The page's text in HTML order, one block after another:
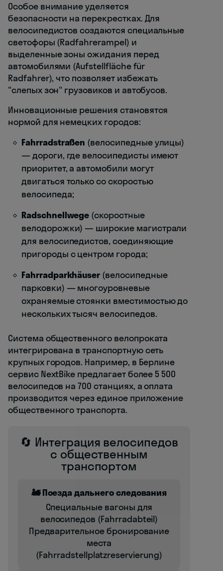
Особое внимание уделяется
безопасности на перекрестках. Для
велосипедистов создаются специальные
светофоры (Radfahrerampel) и
выделенные зоны ожидания перед
автомобилями (Aufstellfläche für
Radfahrer), что позволяет избежать
"слепых зон" грузовиков и автобусов.
Инновационные решения становятся
нормой для немецких городов:
Fahrradstraßen (велосипедные улицы)
— дороги, где велосипедисты имеют
приоритет, а автомобили могут
двигаться только со скоростью
велосипеда;
Radschnellwege (скоростные
велодорожки) — широкие магистрали
для велосипедистов, соединяющие
пригороды с центром города;
Fahrradparkhäuser (велосипедные
парковки) — многоуровневые
охраняемые стоянки вместимостью до
нескольких тысяч велосипедов.
Система общественного велопроката
интегрирована в транспортную сеть
крупных городов. Например, в Берлине
сервис NextBike предлагает более 5 500
велосипедов на 700 станциях, а оплата
производится через единое приложение
общественного транспорта.
🔄 Интеграция велосипедов
с общественным
транспортом
🚂 Поезда дальнего следования
Специальные вагоны для
велосипедов (Fahrradabteil)
Предварительное бронирование
места
(Fahrradstellplatzreservierung)